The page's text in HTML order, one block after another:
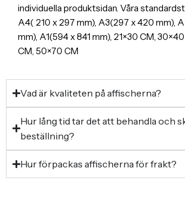
individuella produktsidan. Våra
A4( 210 x 297 mm), A3(297 x 420 mm),
mm), A1(594 x 841 mm), 21×30 CM,
CM, 50×70 CM
Vad är kvaliteten på affischerna?
Hur lång tid tar det att behandla och
beställning?
Hur förpackas affischerna för frakt?